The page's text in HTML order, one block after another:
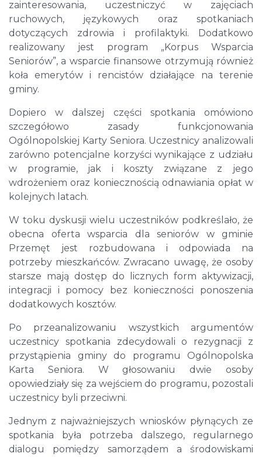
zainteresowania, uczestniczyć w zajęciach
ruchowych, językowych oraz spotkaniach
dotyczących zdrowia i profilaktyki. Dodatkowo
realizowany jest program „Korpus Wsparcia
Seniorów”, a wsparcie finansowe otrzymują również
koła emerytów i rencistów działające na terenie
gminy.
Dopiero w dalszej części spotkania omówiono
szczegółowo zasady funkcjonowania
Ogólnopolskiej Karty Seniora. Uczestnicy analizowali
zarówno potencjalne korzyści wynikające z udziału
w programie, jak i koszty związane z jego
wdrożeniem oraz koniecznością odnawiania opłat w
kolejnych latach.
W toku dyskusji wielu uczestników podkreślało, że
obecna oferta wsparcia dla seniorów w gminie
Przemęt jest rozbudowana i odpowiada na
potrzeby mieszkańców. Zwracano uwagę, że osoby
starsze mają dostęp do licznych form aktywizacji,
integracji i pomocy bez konieczności ponoszenia
dodatkowych kosztów.
Po przeanalizowaniu wszystkich argumentów
uczestnicy spotkania zdecydowali o rezygnacji z
przystąpienia gminy do programu Ogólnopolska
Karta Seniora. W głosowaniu dwie osoby
opowiedziały się za wejściem do programu, pozostali
uczestnicy byli przeciwni.
Jednym z najważniejszych wniosków płynących ze
spotkania była potrzeba dalszego, regularnego
dialogu pomiędzy samorządem a środowiskami